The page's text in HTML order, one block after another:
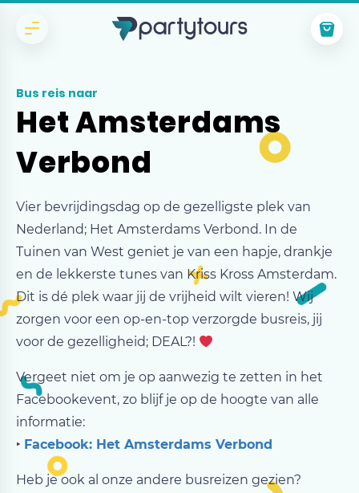
Bus reis naar
Het Amsterdams
Verbond
Vier bevrijdingsdag op de gezelligste plek van
Nederland; Het Amsterdams Verbond. In de
Tuinen van West geniet je van een hapje, drankje
en de lekkerste tunes van Kriss Kross Amsterdam.
Dit is dé plek waar jij de vrijheid wilt vieren! Wij
zorgen voor een op-en-top verzorgde busreis, jij
voor de gezelligheid; DEAL?!
Vergeet niet om je op aanwezig te zetten in het
Facebookevent, zo blijf je op de hoogte van alle
informatie:
‣ Facebook: Het Amsterdams Verbond
Heb je ook al onze andere busreizen gezien?